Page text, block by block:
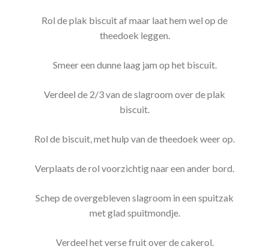
Rol de plak biscuit af maar laat hem wel op de
theedoek leggen.
Smeer een dunne laag jam op het biscuit.
Verdeel de 2/3 van de slagroom over de plak
biscuit.
Rol de biscuit, met hulp van de theedoek weer op.
Verplaats de rol voorzichtig naar een ander bord.
Schep de overgebleven slagroom in een spuitzak
met glad spuitmondje.
Verdeel het verse fruit over de cakerol.